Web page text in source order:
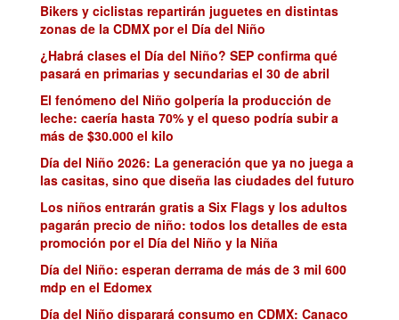
Bikers y ciclistas repartirán juguetes en distintas
zonas de la CDMX por el Día del Niño
¿Habrá clases el Día del Niño? SEP confirma qué
pasará en primarias y secundarias el 30 de abril
El fenómeno del Niño golpería la producción de
leche: caería hasta 70% y el queso podría subir a
más de $30.000 el kilo
Día del Niño 2026: La generación que ya no juega a
las casitas, sino que diseña las ciudades del futuro
Los niños entrarán gratis a Six Flags y los adultos
pagarán precio de niño: todos los detalles de esta
promoción por el Día del Niño y la Niña
Día del Niño: esperan derrama de más de 3 mil 600
mdp en el Edomex
Día del Niño disparará consumo en CDMX: Canaco